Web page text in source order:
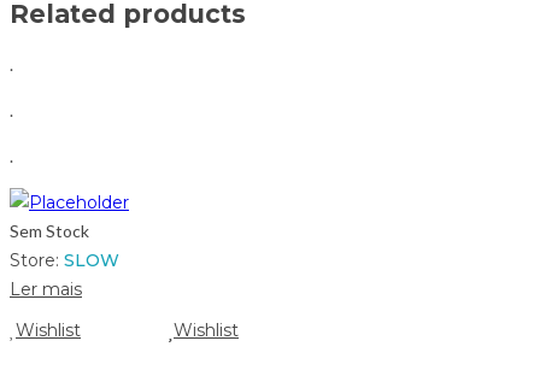
Related products
.
.
.
Sem Stock
Store: SLOW
Ler mais
Wishlist
Wishlist